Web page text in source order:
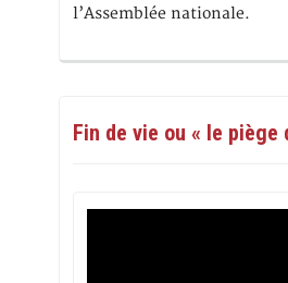
l’Assemblée nationale.
Fin de vie ou « le piège